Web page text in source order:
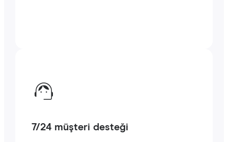
7/24 müşteri desteği